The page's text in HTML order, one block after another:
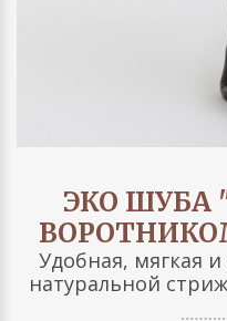
ЭКО ШУБА
Удобная, мягкая
натуральной